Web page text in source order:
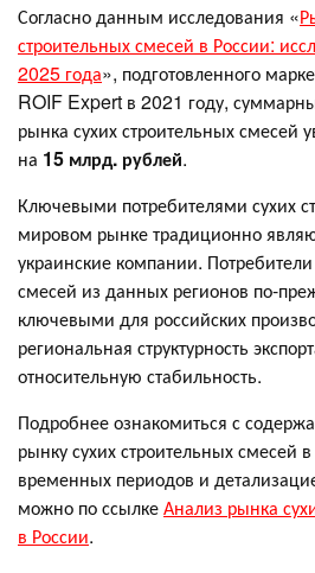
Согласно данным исследования «
строительных смесей в России:
2025 года», подготовленного
ROIF Expert в 2021 году,
рынка сухих строительных смесей
на 15 млрд. рублей.
Ключевыми потребителями сухих
мировом рынке традиционно
украинские компании.
смесей из данных регионов по-
ключевыми для российских
региональная структурность
относительную стабильность.
Подробнее ознакомиться с
рынку сухих строительных смесей
временных периодов и
можно по ссылкеАнализ рынка
в России.